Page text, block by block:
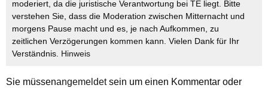
moderiert, da die juristische Verantwortung bei TE liegt. Bitte
verstehen Sie, dass die Moderation zwischen Mitternacht und
morgens Pause macht und es, je nach Aufkommen, zu
zeitlichen Verzögerungen kommen kann. Vielen Dank für Ihr
Verständnis. Hinweis
Sie müssenangemeldetsein um einen Kommentar oder